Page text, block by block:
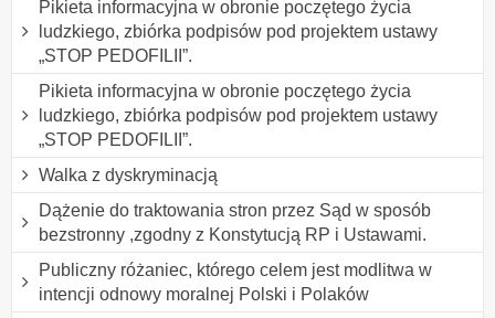
Pikieta informacyjna w obronie poczętego życia
ludzkiego, zbiórka podpisów pod projektem ustawy
„STOP PEDOFILII”.
Pikieta informacyjna w obronie poczętego życia
ludzkiego, zbiórka podpisów pod projektem ustawy
„STOP PEDOFILII”.
Walka z dyskryminacją
Dążenie do traktowania stron przez Sąd w sposób
bezstronny ,zgodny z Konstytucją RP i Ustawami.
Publiczny różaniec, którego celem jest modlitwa w
intencji odnowy moralnej Polski i Polaków